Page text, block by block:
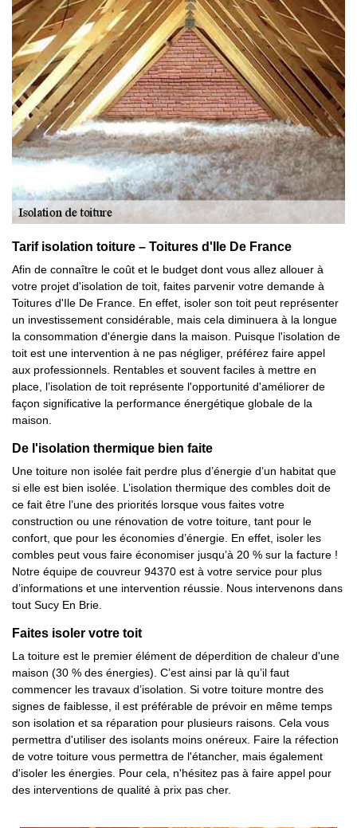
Tarif isolation toiture – Toitures d'Ile De France
Afin de connaître le coût et le budget dont vous allez allouer à
votre projet d'isolation de toit, faites parvenir votre demande à
Toitures d'Ile De France. En effet, isoler son toit peut représenter
un investissement considérable, mais cela diminuera à la longue
la consommation d'énergie dans la maison. Puisque l'isolation de
toit est une intervention à ne pas négliger, préférez faire appel
aux professionnels. Rentables et souvent faciles à mettre en
place, l’isolation de toit représente l'opportunité d'améliorer de
façon significative la performance énergétique globale de la
maison.
De l'isolation thermique bien faite
Une toiture non isolée fait perdre plus d’énergie d’un habitat que
si elle est bien isolée. L’isolation thermique des combles doit de
ce fait être l’une des priorités lorsque vous faites votre
construction ou une rénovation de votre toiture, tant pour le
confort, que pour les économies d’énergie. En effet, isoler les
combles peut vous faire économiser jusqu’à 20 % sur la facture !
Notre équipe de couvreur 94370 est à votre service pour plus
d’informations et une intervention réussie. Nous intervenons dans
tout Sucy En Brie.
Faites isoler votre toit
La toiture est le premier élément de déperdition de chaleur d'une
maison (30 % des énergies). C’est ainsi par là qu’il faut
commencer les travaux d’isolation. Si votre toiture montre des
signes de faiblesse, il est préférable de prévoir en même temps
son isolation et sa réparation pour plusieurs raisons. Cela vous
permettra d'utiliser des isolants moins onéreux. Faire la réfection
de votre toiture vous permettra de l'étancher, mais également
d'isoler les énergies. Pour cela, n'hésitez pas à faire appel pour
des interventions de qualité à prix pas cher.